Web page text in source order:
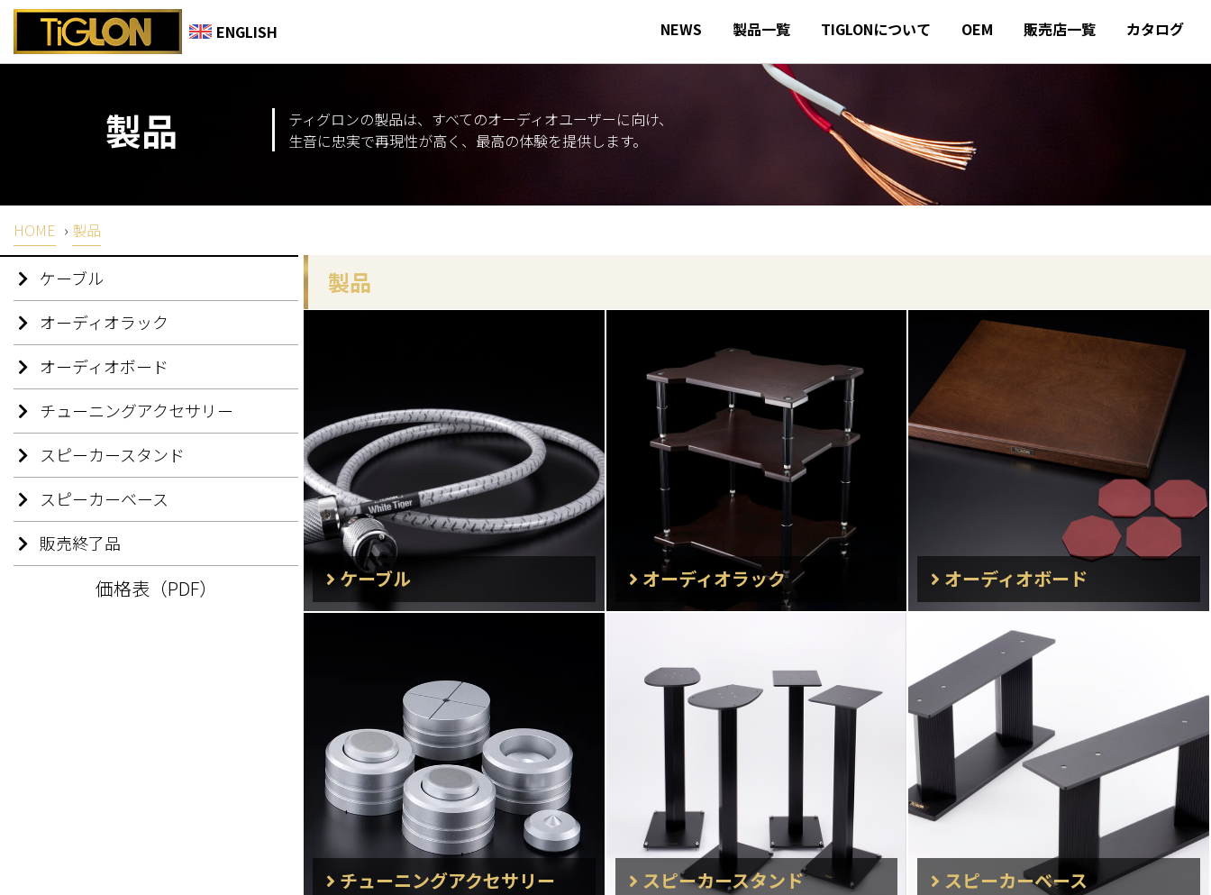
ENGLISH NEWS 製品一覧 TIGLONについて OEM 販売店一覧 カタログ
製品
ティグロンの製品は、すべてのオーディオユーザーに向け、
生音に忠実で再現性が高く、最高の体験を提供します。
HOME › 製品
ケーブル
オーディオラック
オーディオボード
チューニングアクセサリー
スピーカースタンド
スピーカーベース
販売終了品
価格表（PDF）
製品
ケーブル オーディオラック オーディオボード
チューニングアクセサリー スピーカースタンド スピーカーベース